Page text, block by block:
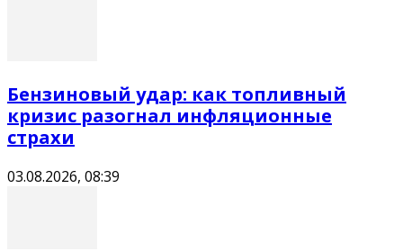
Бензиновый удар: как топливный
кризис разогнал инфляционные
страхи
03.08.2026, 08:39